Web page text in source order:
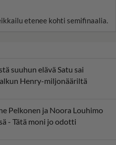
etenee kohti semifinaalia.
suuhun elävä Satu sai
Henry-miljonääriltä
Pelkonen ja Noora Louhimo
- Tätä moni jo odotti